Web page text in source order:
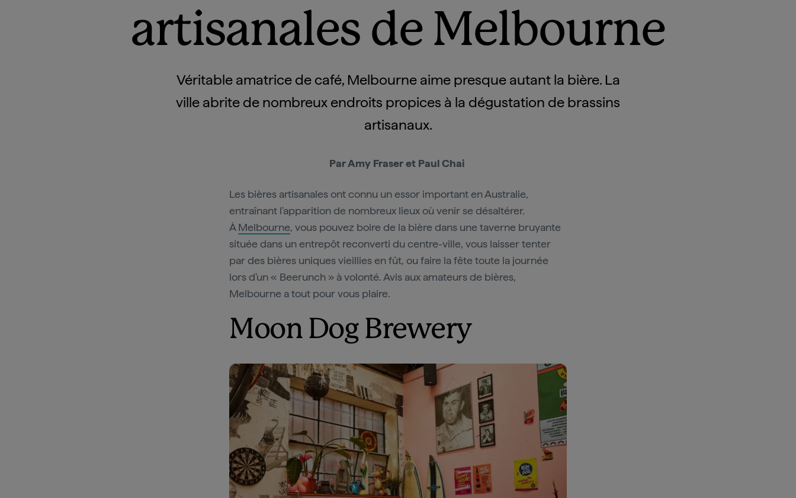
artisanales de Melbourne
Véritable amatrice de café, Melbourne aime presque autant la bière. La
ville abrite de nombreux endroits propices à la dégustation de brassins
artisanaux.
Par Amy Fraser et Paul Chai
Les bières artisanales ont connu un essor important en Australie,
entraînant l'apparition de nombreux lieux où venir se désaltérer.
ÀMelbourne, vous pouvez boire de la bière dans une taverne bruyante
située dans un entrepôt reconverti du centre-ville, vous laisser tenter
par des bières uniques vieillies en fût, ou faire la fête toute la journée
lors d'un « Beerunch » à volonté. Avis aux amateurs de bières,
Melbourne a tout pour vous plaire.
Moon Dog Brewery